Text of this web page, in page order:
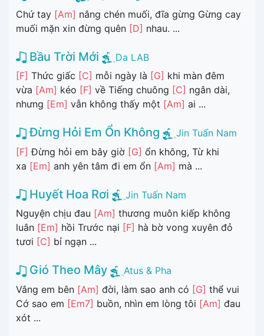
Chứ tay [Am] nâng chén muối, đĩa gừng Gừng cay
muối mặn xin đừng quên [D] nhau. ...
Bầu Trời Mới
Da LAB
[F] Thức giấc [C] mỗi ngày là [G] khi màn đêm
vừa [Am] kéo [F] về Tiếng chuông [C] ngân dài,
nhưng [Em] vẫn không thấy một [Am] ai ...
Đừng Hỏi Em Ổn Không
Jin Tuấn Nam
[F] Đừng hỏi em bây giờ [G] ổn không, Từ khi
xa [Em] anh yên tâm đi em ổn [Am] mà ...
Huyết Hoa Rơi
Jin Tuấn Nam
Nguyện chịu đau [Am] thương muôn kiếp không
luân [Em] hồi Trước nại [F] hà bờ vong xuyên đỏ
tươi [C] bỉ ngạn ...
Gió Theo Mây
Atus & Pha
Vắng em bên [Am] đời, làm sao anh có [G] thể vui
Cớ sao em [Em7] buồn, nhìn em lòng tôi [Am] đau
xót ...